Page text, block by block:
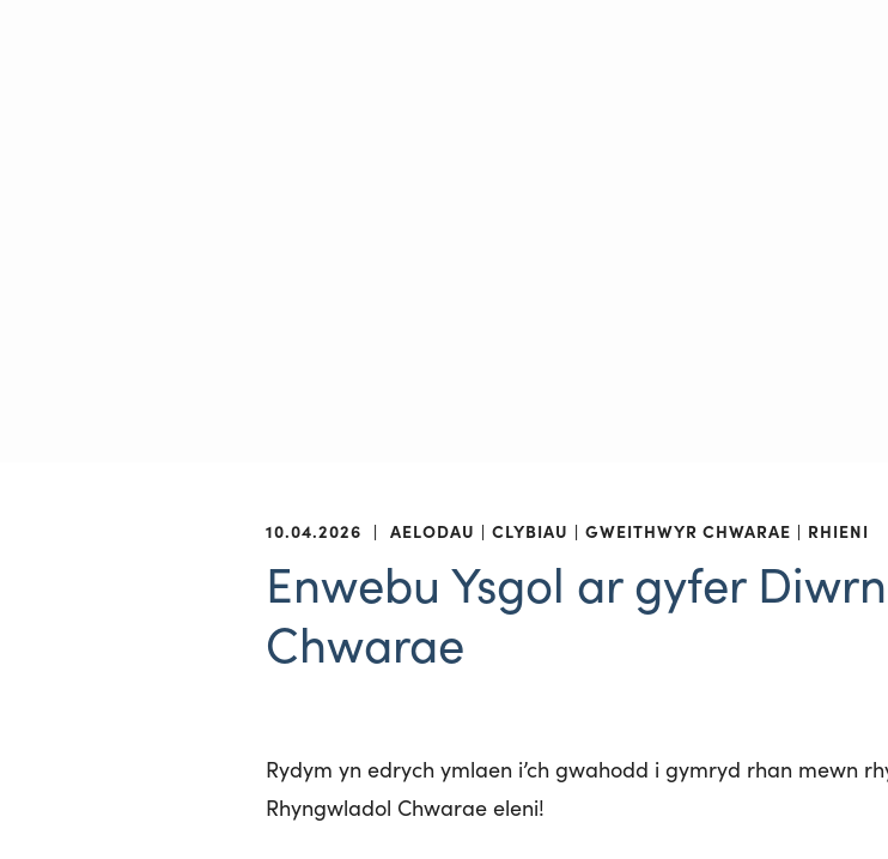
10.04.2026 | AELODAU CLYBIAU GWEITHWYR CHWARAE RHIENI
Enwebu Ysgol ar gyfer
Chwarae
Rydym yn edrych ymlaen i’ch gwahodd i gymryd rhan mewn
Rhyngwladol Chwarae eleni!